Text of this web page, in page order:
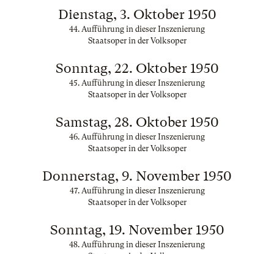
Dienstag, 3. Oktober 1950
44. Aufführung in dieser Inszenierung
Staatsoper in der Volksoper
Sonntag, 22. Oktober 1950
45. Aufführung in dieser Inszenierung
Staatsoper in der Volksoper
Samstag, 28. Oktober 1950
46. Aufführung in dieser Inszenierung
Staatsoper in der Volksoper
Donnerstag, 9. November 1950
47. Aufführung in dieser Inszenierung
Staatsoper in der Volksoper
Sonntag, 19. November 1950
48. Aufführung in dieser Inszenierung